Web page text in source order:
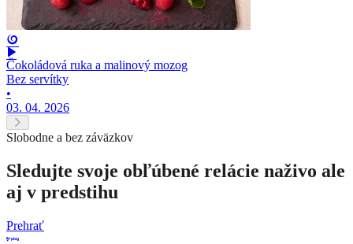
Čokoládová ruka a malinový mozog
Bez servítky
•
03. 04. 2026
Slobodne a bez záväzkov
Sledujte svoje obľúbené relácie naživo ale
aj v predstihu
Prehrať